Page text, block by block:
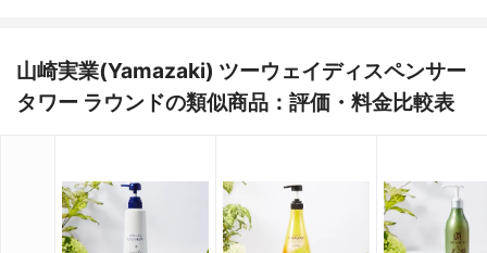
山崎実業(Yamazaki) ツーウェイディスペンサー
タワー ラウンドの類似商品：評価・料金比較表